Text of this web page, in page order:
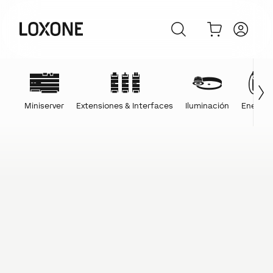
Miniserver Extensiones & Interfaces Iluminación Energía